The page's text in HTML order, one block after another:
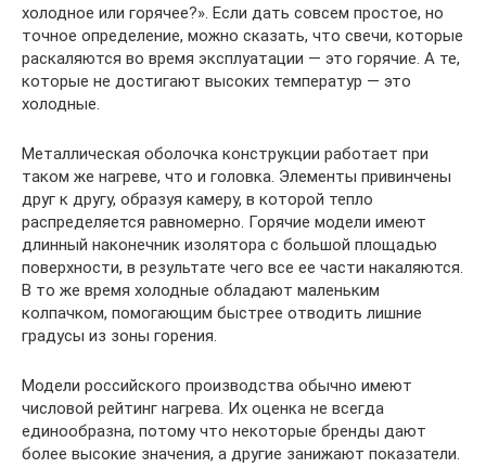
холодное или горячее?». Если дать совсем простое, но
точное определение, можно сказать, что свечи, которые
раскаляются во время эксплуатации — это горячие. А те,
которые не достигают высоких температур — это
холодные.
Металлическая оболочка конструкции работает при
таком же нагреве, что и головка. Элементы привинчены
друг к другу, образуя камеру, в которой тепло
распределяется равномерно. Горячие модели имеют
длинный наконечник изолятора с большой площадью
поверхности, в результате чего все ее части накаляются.
В то же время холодные обладают маленьким
колпачком, помогающим быстрее отводить лишние
градусы из зоны горения.
Модели российского производства обычно имеют
числовой рейтинг нагрева. Их оценка не всегда
единообразна, потому что некоторые бренды дают
более высокие значения, а другие занижают показатели.